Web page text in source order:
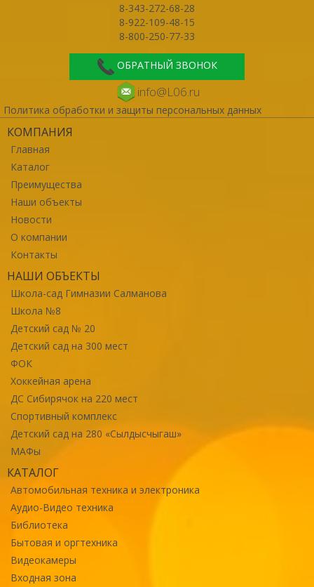
8-343-272-68-28
8-922-109-48-15
8-800-250-77-33
ОБРАТНЫЙ ЗВОНОК
info@L06.ru
Политика обработки и защиты персональных данных
КОМПАНИЯ
Главная
Каталог
Преимущества
Наши объекты
Новости
О компании
Контакты
НАШИ ОБЪЕКТЫ
Школа-сад Гимназии Салманова
Школа №8
Детский сад № 20
Детский сад на 300 мест
ФОК
Хоккейная арена
ДС Сибирячок на 220 мест
Спортивный комплекс
Детский сад на 280 «Сылдысчыгаш»
МАФы
КАТАЛОГ
Автомобильная техника и электроника
Аудио-Видео техника
Библиотека
Бытовая и оргтехника
Видеокамеры
Входная зона